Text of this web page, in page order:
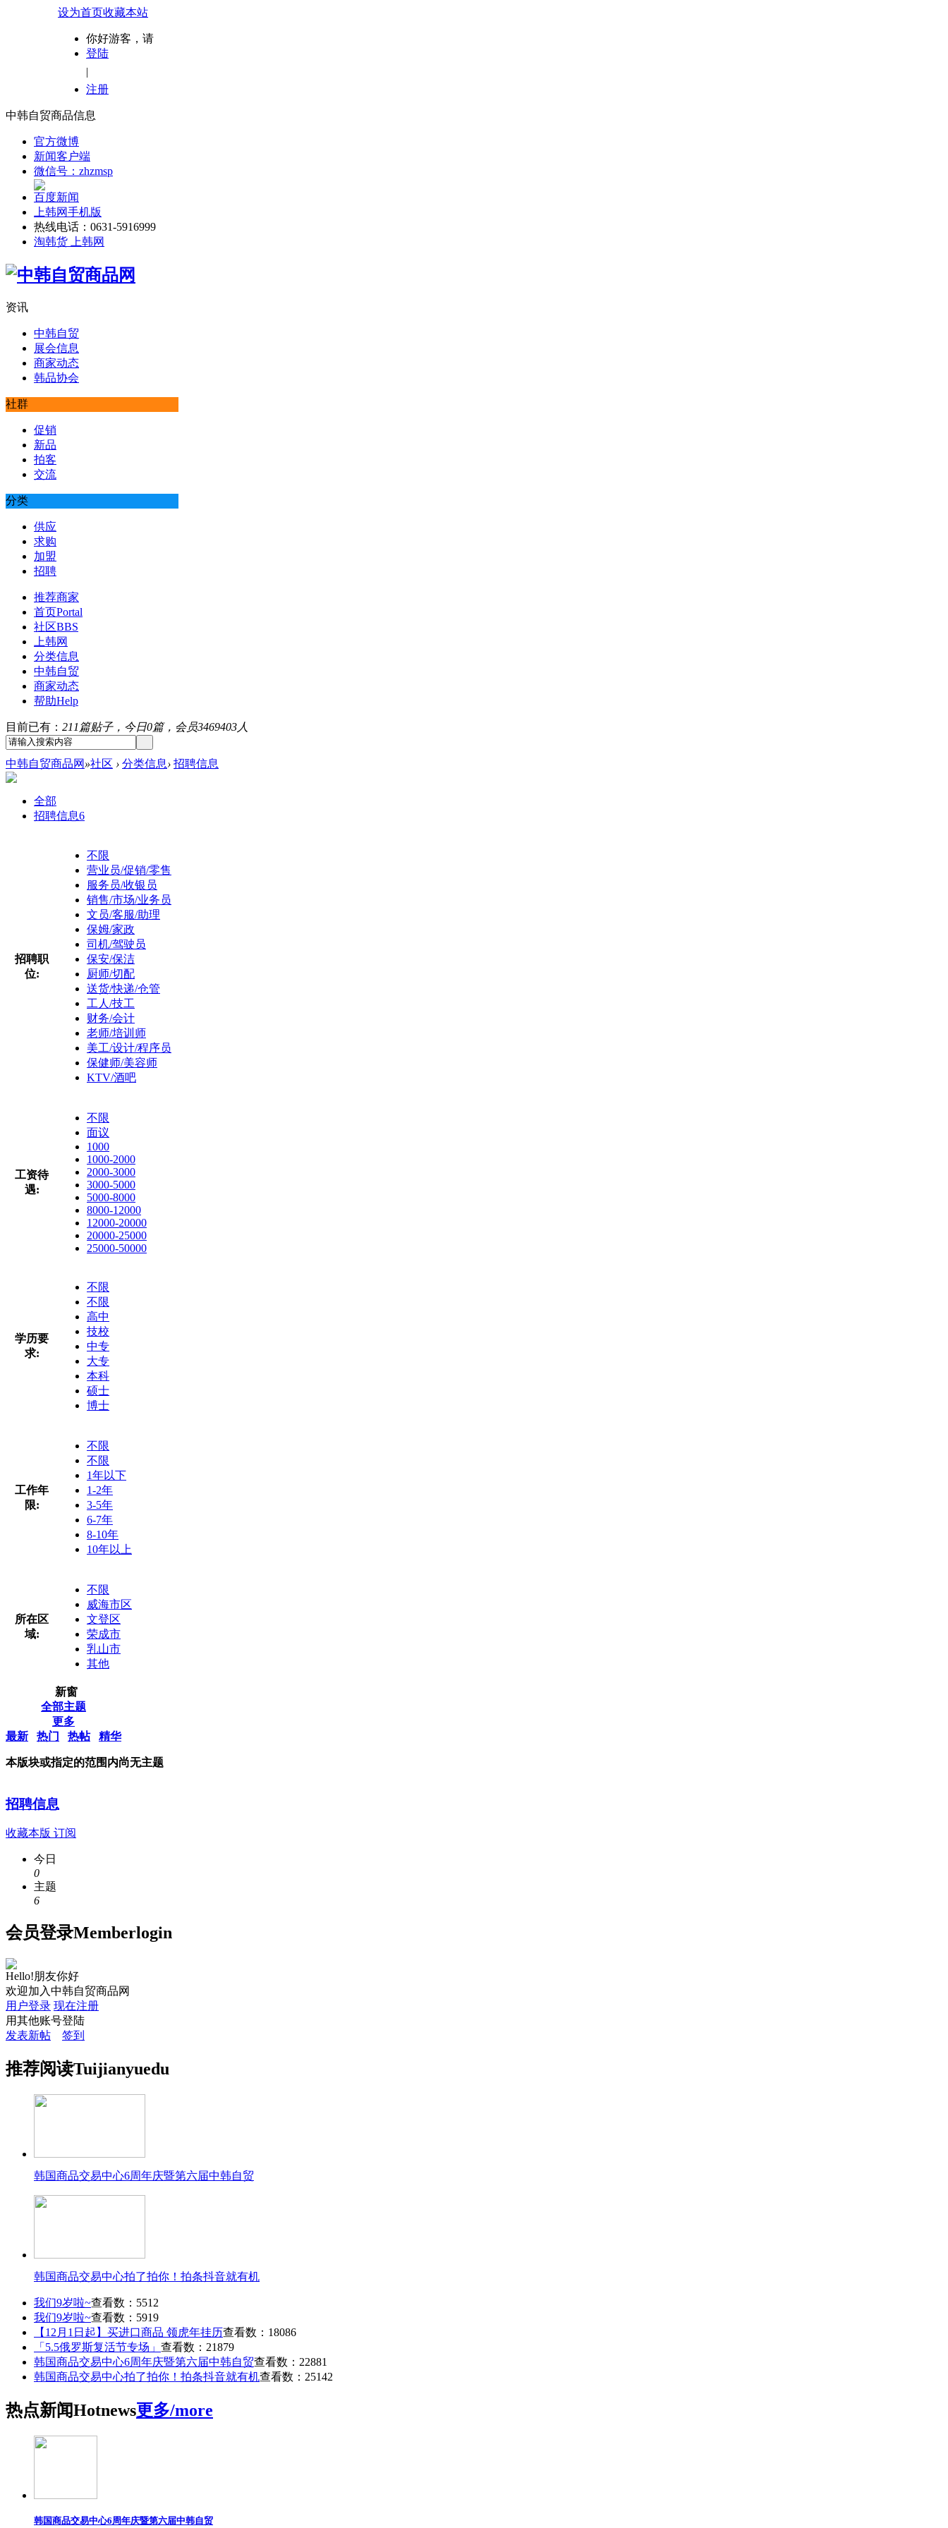
设为首页收藏本站
你好游客，请
登陆
|
注册
中韩自贸商品信息
官方微博
新闻客户端
微信号：zhzmsp
百度新闻
上韩网手机版
热线电话：0631-5916999
淘韩货 上韩网
资讯
中韩自贸
展会信息
商家动态
韩品协会
社群
促销
新品
拍客
交流
分类
供应
求购
加盟
招聘
推荐商家
首页Portal
社区BBS
上韩网
分类信息
中韩自贸
商家动态
帮助Help
目前已有： 211篇贴子，今日0篇，会员3469403人
中韩自贸商品网 »社区 › 分类信息› 招聘信息
全部
招聘信息6
招聘职
位:
不限
营业员/促销/零售
服务员/收银员
销售/市场/业务员
文员/客服/助理
保姆/家政
司机/驾驶员
保安/保洁
厨师/切配
送货/快递/仓管
工人/技工
财务/会计
老师/培训师
美工/设计/程序员
保健师/美容师
KTV/酒吧
工资待
遇:
不限
面议
1000
1000-2000
2000-3000
3000-5000
5000-8000
8000-12000
12000-20000
20000-25000
25000-50000
学历要
求:
不限
不限
高中
技校
中专
大专
本科
硕士
博士
工作年
限:
不限
不限
1年以下
1-2年
3-5年
6-7年
8-10年
10年以上
所在区
域:
不限
威海市区
文登区
荣成市
乳山市
其他
新窗
全部主题
更多
最新
热门 热帖 精华
本版块或指定的范围内尚无主题
招聘信息
收藏本版 订阅
今日
0
主题
6
会员登录Memberlogin
Hello!朋友你好
欢迎加入中韩自贸商品网
用户登录 现在注册
用其他账号登陆
发表新帖
签到
推荐阅读Tuijianyuedu
韩国商品交易中心6周年庆暨第六届中韩自贸
韩国商品交易中心拍了拍你！拍条抖音就有机
我们9岁啦~查看数：5512
我们9岁啦~查看数：5919
【12月1日起】买进口商品 领虎年挂历查看数：18086
「5.5俄罗斯复活节专场」 查看数：21879
韩国商品交易中心6周年庆暨第六届中韩自贸查看数：22881
韩国商品交易中心拍了拍你！拍条抖音就有机查看数：25142
热点新闻Hotnews更多/more
韩国商品交易中心6周年庆暨第六届中韩自贸